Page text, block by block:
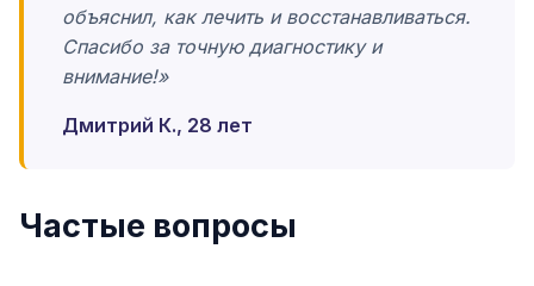
объяснил, как лечить и восстанавливаться.
Спасибо за точную диагностику и
внимание!»
Дмитрий К., 28 лет
Частые вопросы